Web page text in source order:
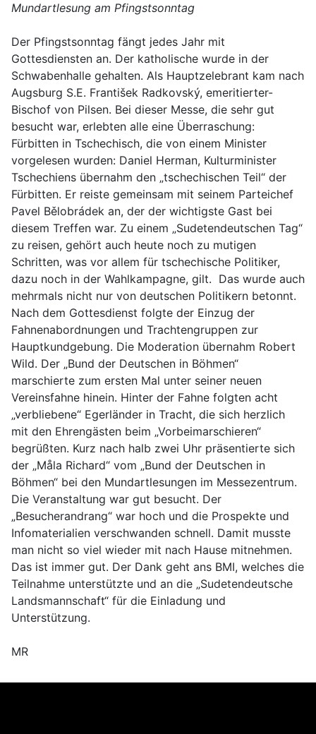
Mundartlesung am Pfingstsonntag
Der Pfingstsonntag fängt jedes Jahr mit
Gottesdiensten an. Der katholische wurde in der
Schwabenhalle gehalten. Als Hauptzelebrant kam nach
Augsburg S.E. František Radkovský, emeritierter-
Bischof von Pilsen. Bei dieser Messe, die sehr gut
besucht war, erlebten alle eine Überraschung:
Fürbitten in Tschechisch, die von einem Minister
vorgelesen wurden: Daniel Herman, Kulturminister
Tschechiens übernahm den „tschechischen Teil“ der
Fürbitten. Er reiste gemeinsam mit seinem Parteichef
Pavel Bělobrádek an, der der wichtigste Gast bei
diesem Treffen war. Zu einem „Sudetendeutschen Tag“
zu reisen, gehört auch heute noch zu mutigen
Schritten, was vor allem für tschechische Politiker,
dazu noch in der Wahlkampagne, gilt. Das wurde auch
mehrmals nicht nur von deutschen Politikern betonnt.
Nach dem Gottesdienst folgte der Einzug der
Fahnenabordnungen und Trachtengruppen zur
Hauptkundgebung. Die Moderation übernahm Robert
Wild. Der „Bund der Deutschen in Böhmen“
marschierte zum ersten Mal unter seiner neuen
Vereinsfahne hinein. Hinter der Fahne folgten acht
„verbliebene“ Egerländer in Tracht, die sich herzlich
mit den Ehrengästen beim „Vorbeimarschieren“
begrüßten. Kurz nach halb zwei Uhr präsentierte sich
der „Måla Richard“ vom „Bund der Deutschen in
Böhmen“ bei den Mundartlesungen im Messezentrum.
Die Veranstaltung war gut besucht. Der
„Besucherandrang“ war hoch und die Prospekte und
Infomaterialien verschwanden schnell. Damit musste
man nicht so viel wieder mit nach Hause mitnehmen.
Das ist immer gut. Der Dank geht ans BMI, welches die
Teilnahme unterstützte und an die „Sudetendeutsche
Landsmannschaft“ für die Einladung und
Unterstützung.
MR